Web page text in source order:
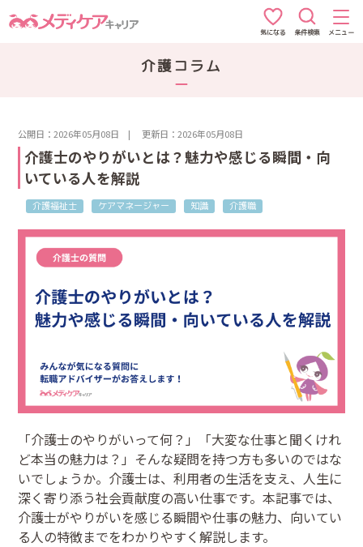
気になる 条件検索 メニュー
介護コラム
公開日：2026年05月08日 |更新日：2026年05月08日
介護士のやりがいとは？魅力や感じる瞬間・向
いている人を解説
介護福祉士 ケアマネージャー 知識 介護職
「介護士のやりがいって何？」「大変な仕事と聞くけれ
ど本当の魅力は？」そんな疑問を持つ方も多いのではな
いでしょうか。介護士は、利用者の生活を支え、人生に
深く寄り添う社会貢献度の高い仕事です。本記事では、
介護士がやりがいを感じる瞬間や仕事の魅力、向いてい
る人の特徴までをわかりやすく解説します。